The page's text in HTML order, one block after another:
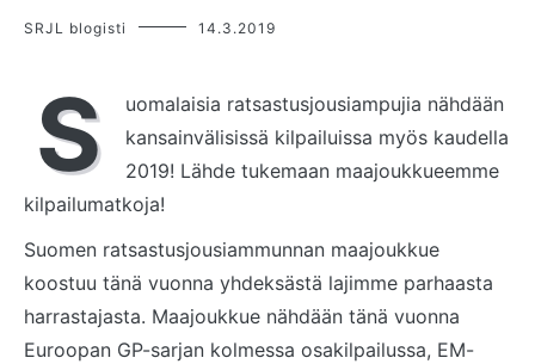
SRJL blogisti 14.3.2019
S
uomalaisia ratsastusjousiampujia nähdään
kansainvälisissä kilpailuissa myös kaudella
2019! Lähde tukemaan maajoukkueemme
kilpailumatkoja!
Suomen ratsastusjousiammunnan maajoukkue
koostuu tänä vuonna yhdeksästä lajimme parhaasta
harrastajasta. Maajoukkue nähdään tänä vuonna
Euroopan GP-sarjan kolmessa osakilpailussa, EM-